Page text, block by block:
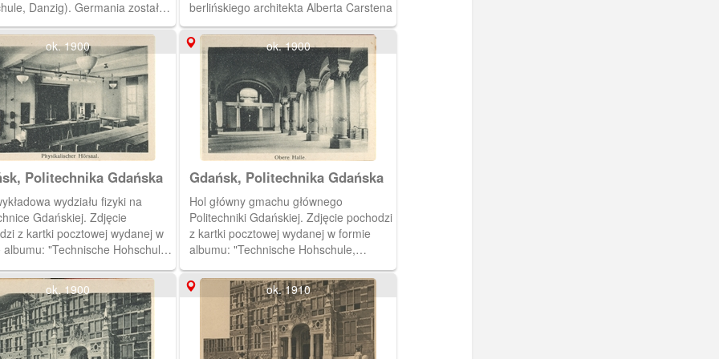
Danzig). Germania została
1 października 1904 r. Motto:
wolność, ojczyzna.
berlińskiego architekta Alberta Carstena
ok. 1900
Politechnika Gdańska
wydziału fizyki na
Gdańskiej. Zdjęcie
z kartki pocztowej wydanej w
albumu: "Technische Hohschule,
z wykrojonym w centralnej
okienkiem. Po otwarciu okienka
się mały album (wym.: szer. 8
6 cm) złożony w harmonijkę.
ok. 1900
Gdańsk, Politechnika Gdańska
Hol główny gmachu głównego
Politechniki Gdańskiej. Zdjęcie pochodzi
z kartki pocztowej wydanej w formie
albumu: "Technische Hohschule,
tektury, z wykrojonym w centralnej
części okienkiem. Po otwarciu okienka
wyjmuje się mały album (wym.: szer. 8
cm, wys. 6 cm) złożony w harmonijkę.
ok. 1900 ok. 1910